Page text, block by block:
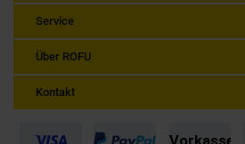
Service
Über ROFU
Kontakt